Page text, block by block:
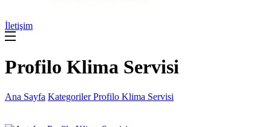
İletişim
Profilo Klima Servisi
Ana Sayfa KategorilerProfilo Klima Servisi